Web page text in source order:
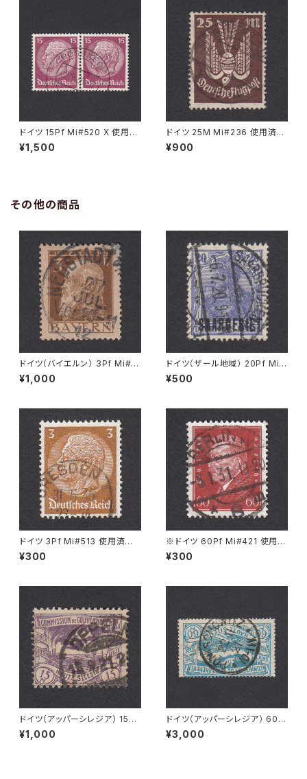
ドイツ 15Pf Mi#520 X 使用済
み切手｜PÖSSNECK 22.9.19
36
¥1,500
ドイツ 25M Mi#236 使用済み
切手｜BRESLAU 8.6.1923
¥900
その他の商品
ドイツ（バイエルン） 3Pf Mi#7
6 使用済み切手｜NEUSTADT
27.JUL.1912
¥1,000
ドイツ（ザール地域） 20Pf Mi#
35 使用済み切手｜SAARBRÜ
CKEN 6.7.1920
¥500
ドイツ 3Pf Mi#513 使用済み
切手｜DRESDEN 31.5.1935
¥300
※ドイツ 60Pf Mi#421 使用済
み切手｜BERLIN 5.1.1931
¥300
ドイツ（アッパーシレジア） 15Pf
Mi#17 使用済み切手｜OPPEL
N 15.9.1921
¥1,000
ドイツ（アッパーシレジア） 60P
f Mi#23 使用済み切手｜PONI
SCHOWITZ 22.11.1921
¥3,000